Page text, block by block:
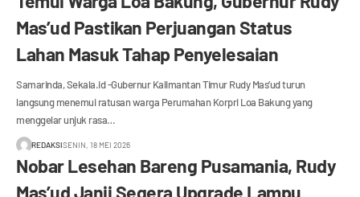
Mas’ud Pastikan Perjuangan Status
Lahan Masuk Tahap Penyelesaian
Samarinda, Sekala.id -Gubernur Kalimantan Timur Rudy Mas’ud turun
langsung menemui ratusan warga Perumahan Korpri Loa Bakung yang
menggelar unjuk rasa…
REDAKSISENIN, 18 MEI 2026
Nobar Lesehan Bareng Pusamania, Rudy
Mas’ud Janji Segera Upgrade Lampu